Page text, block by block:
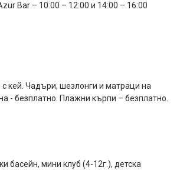
Bar – 10:00 – 12:00 и 14:00 – 16:00
кей. Чадъри, шезлонги и матраци на
- безплатно. Плажни кърпи – безплатно.
басейн, мини клуб (4-12г.), детска